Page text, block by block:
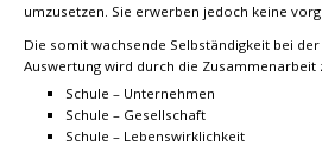
umzusetzen. Sie erwerben jedoch keine
Die somit wachsende Selbständigkeit bei
Auswertung wird durch die Zusammenarbeit
Schule – Unternehmen
Schule – Gesellschaft
Schule – Lebenswirklichkeit